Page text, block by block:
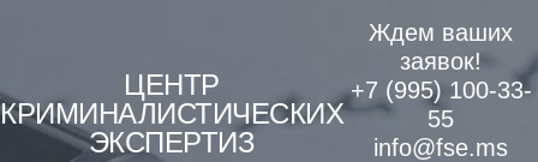
content
ЦЕНТР
КРИМИНАЛИСТИЧЕСКИХ
ЭКСПЕРТИЗ
Ждем ваших
заявок!
+7 (995) 100-33-
55
info@fse.ms